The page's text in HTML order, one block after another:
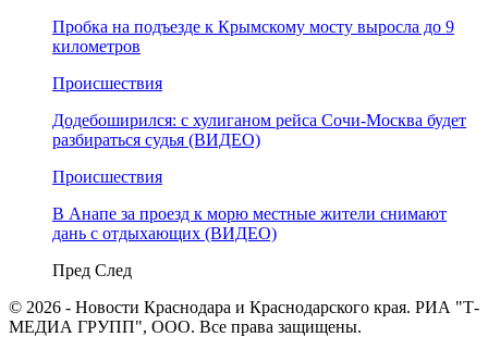
Пробка на подъезде к Крымскому мосту выросла до 9
километров
Происшествия
Додебоширился: с хулиганом рейса Сочи-Москва будет
разбираться судья (ВИДЕО)
Происшествия
В Анапе за проезд к морю местные жители снимают
дань с отдыхающих (ВИДЕО)
Пред След
© 2026 - Новости Краснодара и Краснодарского края. РИА "Т-
МЕДИА ГРУПП", ООО. Все права защищены.